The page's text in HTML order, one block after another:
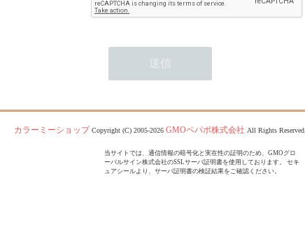
カラーミーショップ Copyright (C) 2005-2026 GMOペパボ株式会社 All Rights Reserved.
当サイトでは、通信情報の暗号化と実在性の証明のため、GMOグロ
ーバルサイン株式会社のSSLサーバ証明書を使用しております。 セキ
ュアシールより、サーバ証明書の検証結果をご確認ください。